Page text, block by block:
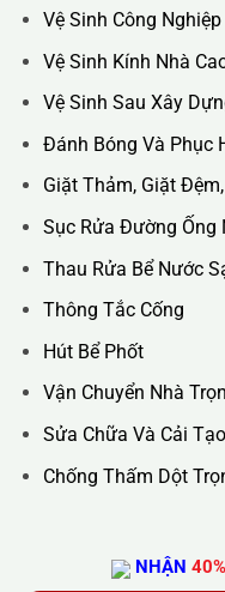
Vệ Sinh Công Nghiệp
Vệ Sinh Kính Nhà
Vệ Sinh Sau Xây
Đánh Bóng Và Phục
Giặt Thảm, Giặt
Sục Rửa Đường Ống
Thau Rửa Bể Nước
Thông Tắc Cống
Hút Bể Phốt
Vận Chuyển Nhà
Sửa Chữa Và Cải
Chống Thấm Dột
NHẬN 40%